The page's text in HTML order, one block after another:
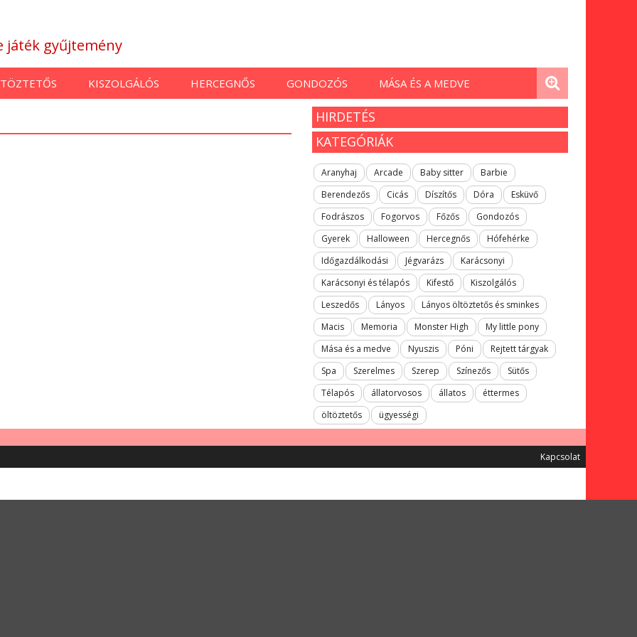
játék gyűjtemény
KISZOLGÁLÓS HERCEGNŐS GONDOZÓS MÁSA ÉS A MEDVE
HIRDETÉS
KATEGÓRIÁK
Aranyhaj Arcade Baby sitter
Barbie
Berendezős
Cicás Díszítős Dóra
Esküvő
Fodrászos
Fogorvos Főzős
Gondozós
Gyerek
Halloween Hercegnős
Hófehérke
Időgazdálkodási
Jégvarázs
Karácsonyi
Karácsonyi és télapós
Kifestő
Kiszolgálós
Leszedős
Lányos
Lányos öltöztetős és sminkes
Macis
Memoria Monster High
My little pony
Mása és a medve
Nyuszis Póni
Rejtett tárgyak
Spa
Szerelmes Szerep Színezős
Sütős
Télapós
állatorvosos állatos
éttermes
öltöztetős
ügyességi
Kapcsolat